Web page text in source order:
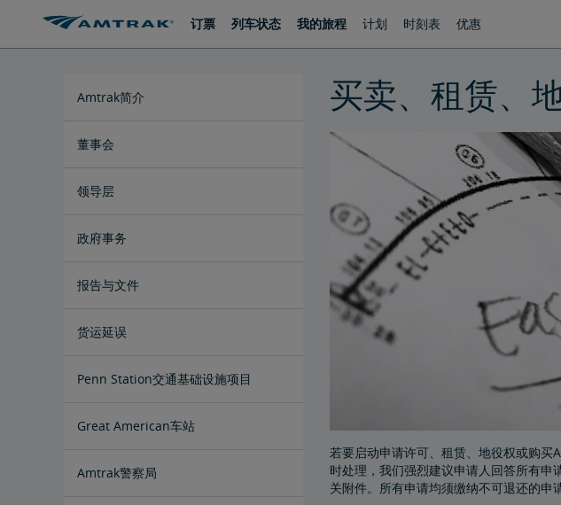
内
导
订票 列车状态 我的旅程 计划 时刻表 优惠
Amtrak简介
国家经济影响宣传册
各州概况介绍
利益相关方常见问答
董事会
Ronald Batory
David Capozzi
陈仁宜博士
Elaine Clegg
Anthony Coscia
Robert A. Gleason
Christopher Koos
Joel Szabat
领导层
政府事务
国会证词
报告与文件
文件档案
货运延误
Penn Station交通基础设施项目
Great American车站
Amtrak警察局
买卖、租赁、
若要启动申请许可、租赁、地役权或购买
时处理，我们强烈建议申请人回答所有
关附件。所有申请均须缴纳不可退还的申